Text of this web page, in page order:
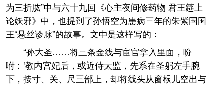
为三折肱”中与六十九回《心主夜间修药物 君王筵上
论妖邪》中，也提到了孙悟空为患病三年的朱紫国国
王“悬丝诊脉”的故事。文中是这样写的：
“孙大圣……将三条金线与宦官拿入里面，吩
咐：‘教内宫妃后，或近侍太监，先系在圣躬左手腕
下，按寸、关、尺三部上，却将线头从窗棂儿空出与